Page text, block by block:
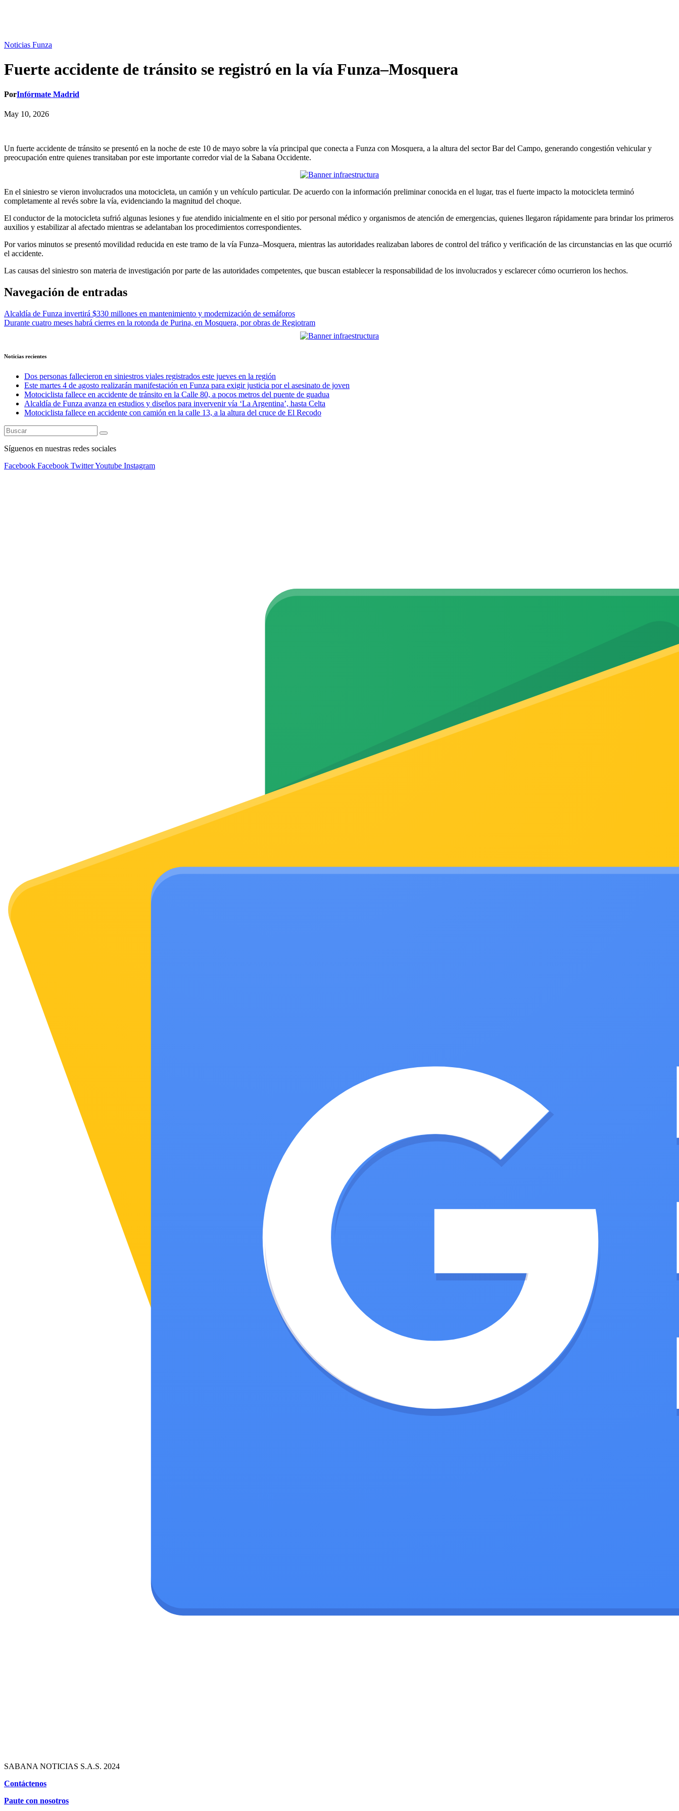
Noticias Funza
Fuerte accidente de tránsito se registró en la vía Funza–Mosquera
PorInfórmate Madrid
May 10, 2026
Un fuerte accidente de tránsito se presentó en la noche de este 10 de mayo sobre la vía principal que conecta a Funza con Mosquera, a la altura del sector Bar del Campo, generando congestión vehicular y
preocupación entre quienes transitaban por este importante corredor vial de la Sabana Occidente.
En el siniestro se vieron involucrados una motocicleta, un camión y un vehículo particular. De acuerdo con la información preliminar conocida en el lugar, tras el fuerte impacto la motocicleta terminó
completamente al revés sobre la vía, evidenciando la magnitud del choque.
El conductor de la motocicleta sufrió algunas lesiones y fue atendido inicialmente en el sitio por personal médico y organismos de atención de emergencias, quienes llegaron rápidamente para brindar los primeros
auxilios y estabilizar al afectado mientras se adelantaban los procedimientos correspondientes.
Por varios minutos se presentó movilidad reducida en este tramo de la vía Funza–Mosquera, mientras las autoridades realizaban labores de control del tráfico y verificación de las circunstancias en las que ocurrió
el accidente.
Las causas del siniestro son materia de investigación por parte de las autoridades competentes, que buscan establecer la responsabilidad de los involucrados y esclarecer cómo ocurrieron los hechos.
Navegación de entradas
Alcaldía de Funza invertirá $330 millones en mantenimiento y modernización de semáforos
Durante cuatro meses habrá cierres en la rotonda de Purina, en Mosquera, por obras de Regiotram
Noticias recientes
Dos personas fallecieron en siniestros viales registrados este jueves en la región
Este martes 4 de agosto realizarán manifestación en Funza para exigir justicia por el asesinato de joven
Motociclista fallece en accidente de tránsito en la Calle 80, a pocos metros del puente de guadua
Alcaldía de Funza avanza en estudios y diseños para invervenir vía ‘La Argentina’, hasta Celta
Motociclista fallece en accidente con camión en la calle 13, a la altura del cruce de El Recodo
Síguenos en nuestras redes sociales
Facebook Facebook TwitterYoutube Instagram
SABANA NOTICIAS S.A.S. 2024
Contáctenos
Paute con nosotros